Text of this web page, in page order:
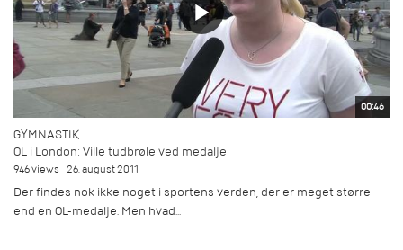
00:46
GYMNASTIK
OL i London: Ville tudbrøle ved medalje
946 views 26. august 2011
Der findes nok ikke noget i sportens verden, der er meget større
end en OL-medalje. Men hvad...